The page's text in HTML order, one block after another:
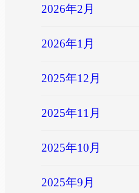
2026年2月
2026年1月
2025年12月
2025年11月
2025年10月
2025年9月